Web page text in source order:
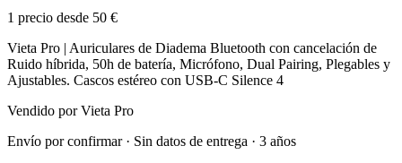
1 precio desde 50 €
Vieta Pro | Auriculares de Diadema Bluetooth con cancelación de
Ruido híbrida, 50h de batería, Micrófono, Dual Pairing, Plegables y
Ajustables. Cascos estéreo con USB-C Silence 4
Vendido por Vieta Pro
Envío por confirmar · Sin datos de entrega · 3 años